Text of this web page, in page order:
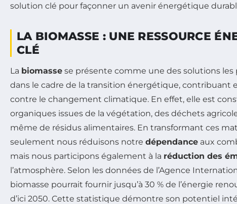
solution clé pour façonner un avenir énergétique
LA BIOMASSE : UNE RESSOURCE
CLÉ
La biomasse se présente comme une des solutions
dans le cadre de la transition énergétique, contribuant
contre le changement climatique. En effet, elle est
organiques issues de la végétation, des déchets
même de résidus alimentaires. En transformant ces
seulement nous réduisons notre dépendance aux
mais nous participons également à la réduction des
l’atmosphère. Selon les données de l’Agence
biomasse pourrait fournir jusqu’à 30 % de l’énergie
d’ici 2050. Cette statistique démontre son potentiel